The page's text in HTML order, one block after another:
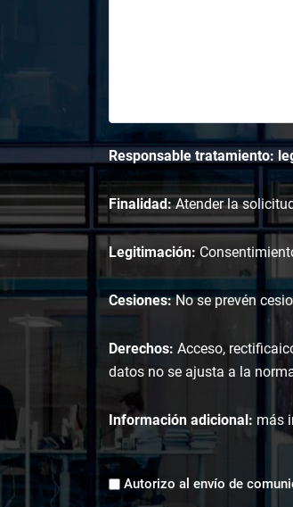
Responsable tratamiento:
Finalidad:Atender la
Legitimación:
Cesiones:No se prevén
Derechos: Acceso,
datos no se ajusta a la
Información adicional: más
Envíos
comerciales
Autorizo al envío de